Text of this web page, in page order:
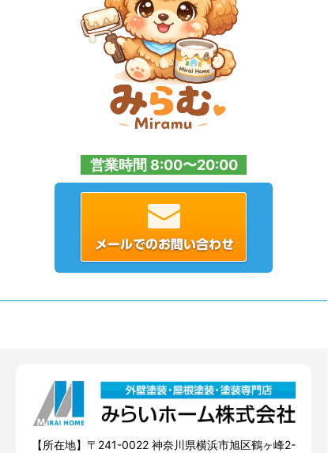
営業時間 8:00〜20:00
【所在地】〒241-0022 神奈川県横浜市旭区鶴ヶ峰2-